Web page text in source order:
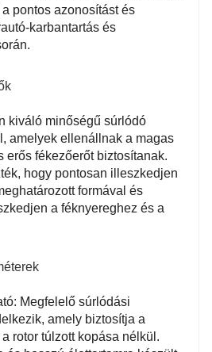
pontos azonosítást és
karbantartás és
kiváló minőségű súrlódó
amelyek ellenállnak a magas
erős fékezőerőt biztosítanak.
hogy pontosan illeszkedjen
formával és
a féknyereghez és a
Megfelelő súrlódási
amely biztosítja a
rotor túlzott kopása nélkül.